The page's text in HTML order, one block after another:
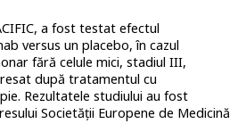
a fost testat efectul
versus un placebo, în cazul
fără celule mici, stadiul III,
după tratamentul cu
Rezultatele studiului au fost
Societății Europene de Medicină